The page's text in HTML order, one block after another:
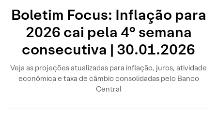
Boletim Focus: Inflação para
2026 cai pela 4° semana
consecutiva | 30.01.2026
Veja as projeções atualizadas para inflação, juros, atividade
econômica e taxa de câmbio consolidadas pelo Banco
Central